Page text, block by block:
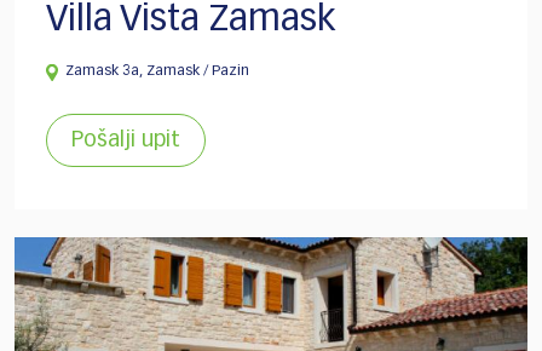
Villa Vista Zamask
Zamask 3a, Zamask / Pazin
Pošalji upit